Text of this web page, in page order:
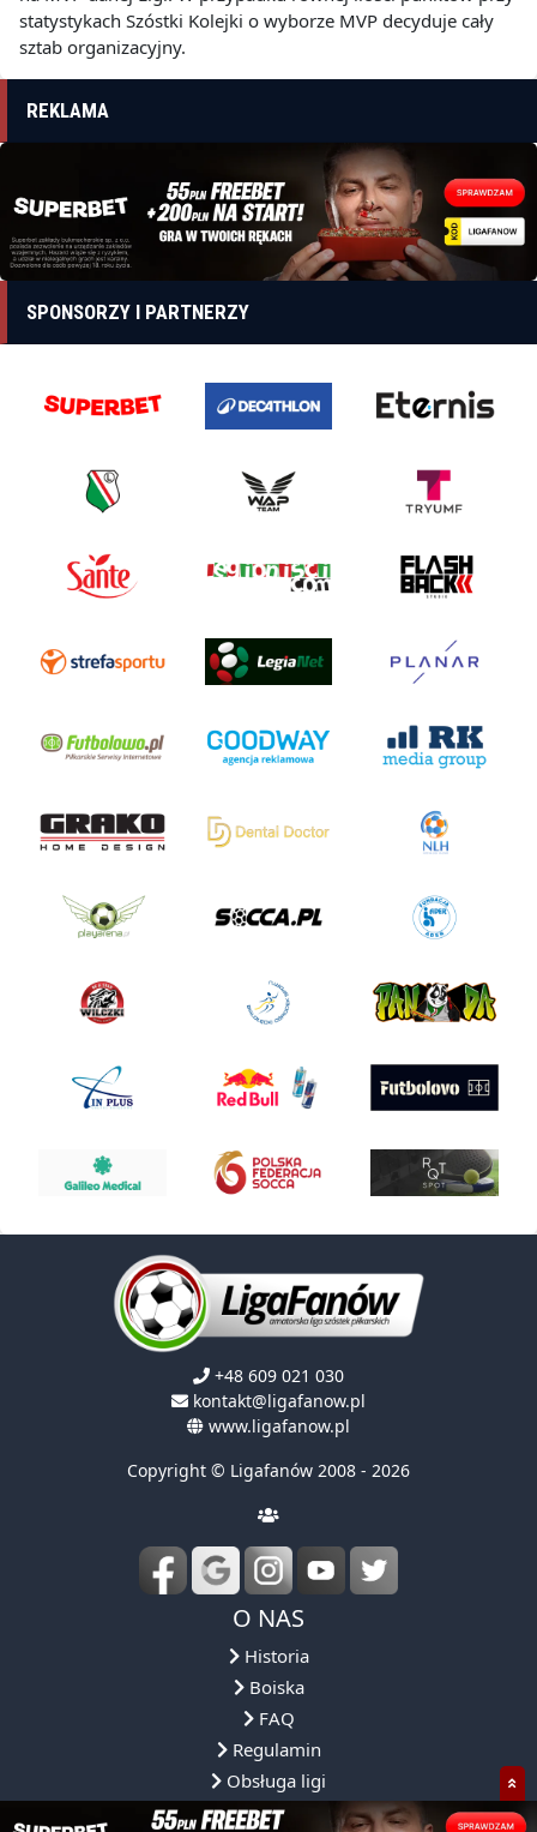
statystykach Szóstki Kolejki o wyborze MVP decyduje cały
sztab organizacyjny.
REKLAMA
+48 609 021 030
kontakt@ligafanow.pl
www.ligafanow.pl
Copyright © Ligafanów 2008 - 2026
O NAS
Boiska
FAQ
Regulamin
Obsługa ligi